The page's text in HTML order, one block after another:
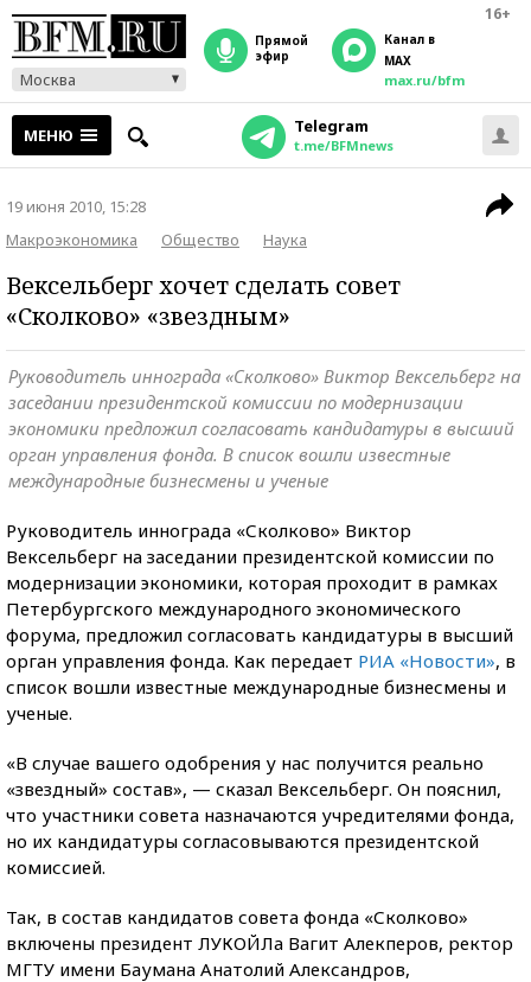
16+
Москва
прямой
эфир
Канал в
MAX
max.ru/bfm
МЕНЮ Telegram
t.me/BFMnews
19 июня 2010, 15:28
Макроэкономика
Общество Наука
Вексельберг хочет сделать совет
«Сколково» «звездным»
Руководитель иннограда «Сколково» Виктор Вексельберг на
заседании президентской комиссии по модернизации
экономики предложил согласовать кандидатуры в высший
орган управления фонда. В список вошли известные
международные бизнесмены и ученые
Руководитель иннограда «Сколково» Виктор
Вексельберг на заседании президентской комиссии по
модернизации экономики, которая проходит в рамках
Петербургского международного экономического
форума, предложил согласовать кандидатуры в высший
орган управления фонда. Как передает РИА «Новости», в
список вошли известные международные бизнесмены и
ученые.
«В случае вашего одобрения у нас получится реально
«звездный» состав», — сказал Вексельберг. Он пояснил,
что участники совета назначаются учредителями фонда,
но их кандидатуры согласовываются президентской
комиссией.
Так, в состав кандидатов совета фонда «Сколково»
включены президент ЛУКОЙЛа Вагит Алекперов, ректор
МГТУ имени Баумана Анатолий Александров,